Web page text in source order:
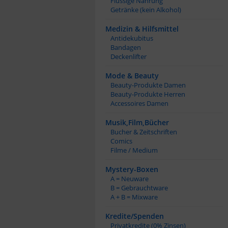
Getränke (kein Alkohol)
Medizin & Hilfsmittel
Antidekubitus
Bandagen
Deckenlifter
Mode & Beauty
Beauty-Produkte Damen
Beauty-Produkte Herren
Accessoires Damen
Musik,Film,Bücher
Bucher & Zeitschriften
Comics
Filme / Medium
Mystery-Boxen
A = Neuware
B = Gebrauchtware
A + B = Mixware
Kredite/Spenden
Privatkredite (0% Zinsen)